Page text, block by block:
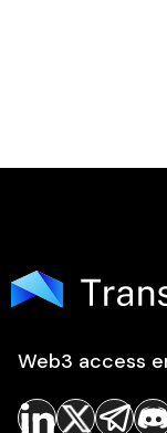
Web3 access